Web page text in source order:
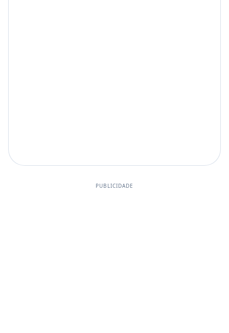
PUBLICIDADE